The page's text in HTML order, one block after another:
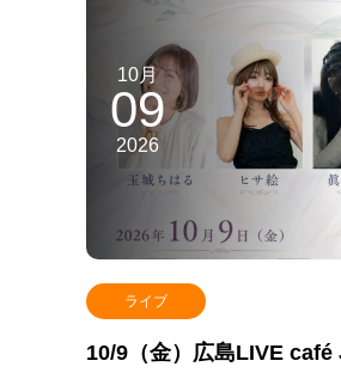
10月
09
2026
ライブ
10/9（金）広島LIVE café